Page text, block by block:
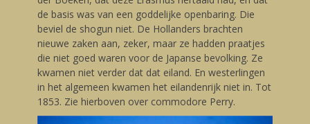
de basis was van een goddelijke openbaring. Die
beviel de shogun niet. De Hollanders brachten
nieuwe zaken aan, zeker, maar ze hadden praatjes
die niet goed waren voor de Japanse bevolking. Ze
kwamen niet verder dat dat eiland. En westerlingen
in het algemeen kwamen het eilandenrijk niet in. Tot
1853. Zie hierboven over commodore Perry.